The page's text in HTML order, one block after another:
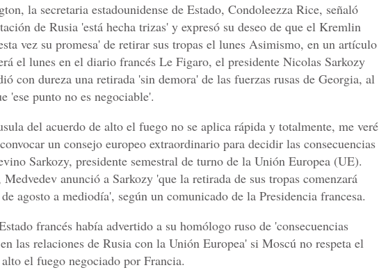
la secretaria estadounidense de Estado, Condoleezza Rice, señaló
de Rusia 'está hecha trizas' y expresó su deseo de que el Kremlin
vez su promesa' de retirar sus tropas el lunes Asimismo, en un artículo
el lunes en el diario francés Le Figaro, el presidente Nicolas Sarkozy
con dureza una retirada 'sin demora' de las fuerzas rusas de Georgia, al
'ese punto no es negociable'.
del acuerdo de alto el fuego no se aplica rápida y totalmente, me veré
un consejo europeo extraordinario para decidir las consecuencias
Sarkozy, presidente semestral de turno de la Unión Europea (UE).
Medvedev anunció a Sarkozy 'que la retirada de sus tropas comenzará
agosto a mediodía', según un comunicado de la Presidencia francesa.
francés había advertido a su homólogo ruso de 'consecuencias
las relaciones de Rusia con la Unión Europea' si Moscú no respeta el
el fuego negociado por Francia.